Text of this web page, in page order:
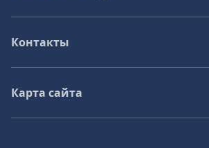
Контакты
Карта сайта